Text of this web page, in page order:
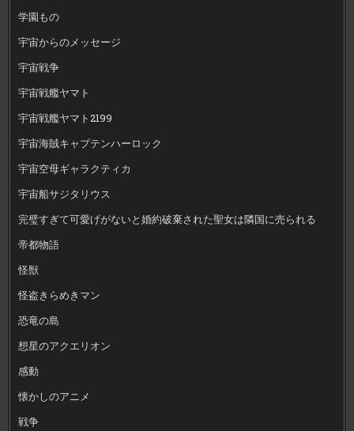
学園もの
宇宙からのメッセージ
宇宙戦争
宇宙戦艦ヤマト
宇宙戦艦ヤマト2199
宇宙海賊キャプテンハーロック
宇宙空母ギャラクティカ
宇宙船サジタリウス
完璧すぎて可愛げがないと婚約破棄された聖女は隣国に売られる
帝都物語
怪獣
怪盗きらめきマン
恐竜の島
想星のアクエリオン
感動
懐かしのアニメ
戦争